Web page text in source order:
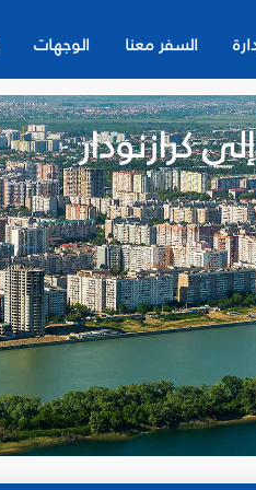
السفر معنا الوجهات
كرازنودار